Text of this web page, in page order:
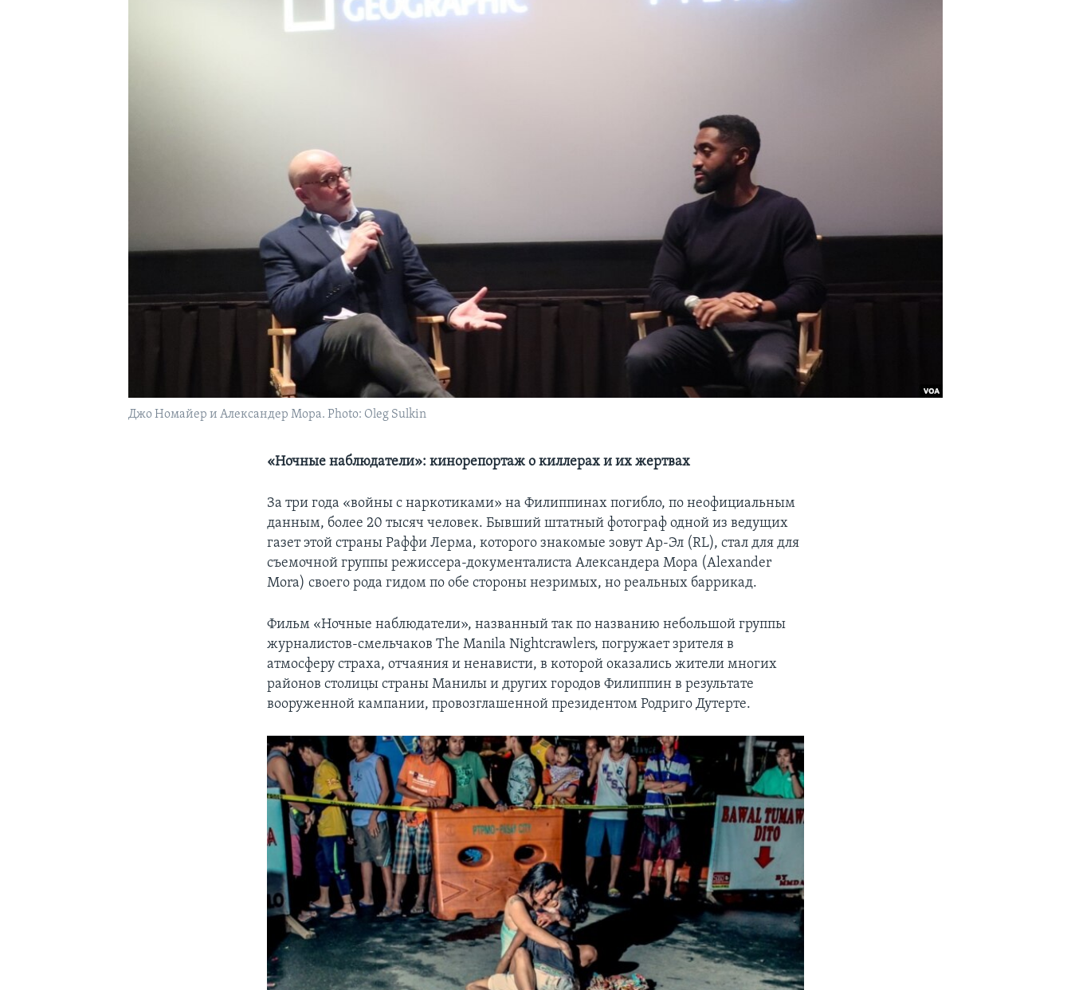
Джо Номайер и Александер Мора. Photo: Oleg Sulkin
«Ночные наблюдатели»: кинорепортаж о киллерах и их жертвах
За три года «войны с наркотиками» на Филиппинах погибло, по неофициальным
данным, более 20 тысяч человек. Бывший штатный фотограф одной из ведущих
газет этой страны Раффи Лерма, которого знакомые зовут Ар-Эл (RL), стал для для
съемочной группы режиссера-документалиста Александера Мора (Alexander
Mora) своего рода гидом по обе стороны незримых, но реальных баррикад.
Фильм «Ночные наблюдатели», названный так по названию небольшой группы
журналистов-смельчаков The Manila Nightcrawlers, погружает зрителя в
атмосферу страха, отчаяния и ненависти, в которой оказались жители многих
районов столицы страны Манилы и других городов Филиппин в результате
вооруженной кампании, провозглашенной президентом Родриго Дутерте.